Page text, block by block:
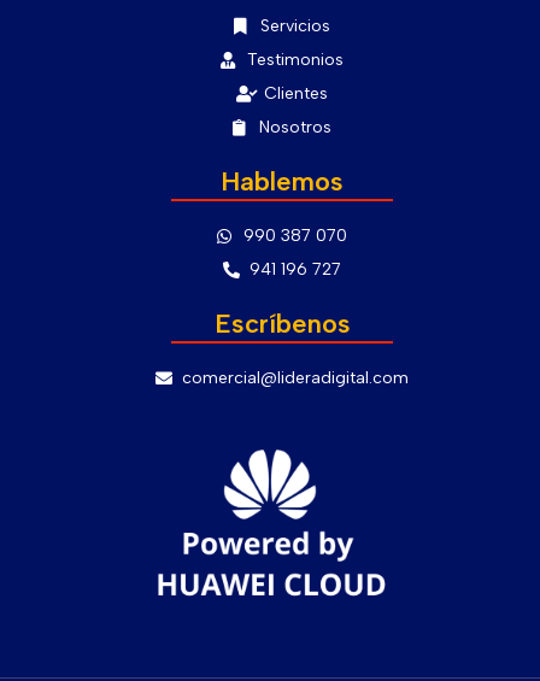
Servicios
Testimonios
Clientes
Nosotros
Hablemos
990 387 070
941 196 727
Escríbenos
comercial@lideradigital.com